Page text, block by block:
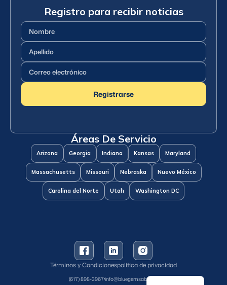
Registro para recibir noticias
Nombre
Apellido
Correo
electrónico(Requerido)
Registrarse
Áreas De Servicio
Arizona Georgia Indiana Kansas Maryland
Massachusetts Missouri Nebraska Nuevo México
Carolina del Norte Utah Washington DC
Términos y Condicionespolítica de privacidad
(617) 898-3967info@bluegemsaba.com